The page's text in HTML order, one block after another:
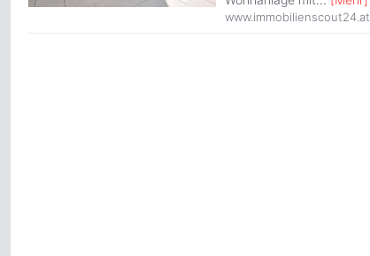
www.immobilienscout24.at